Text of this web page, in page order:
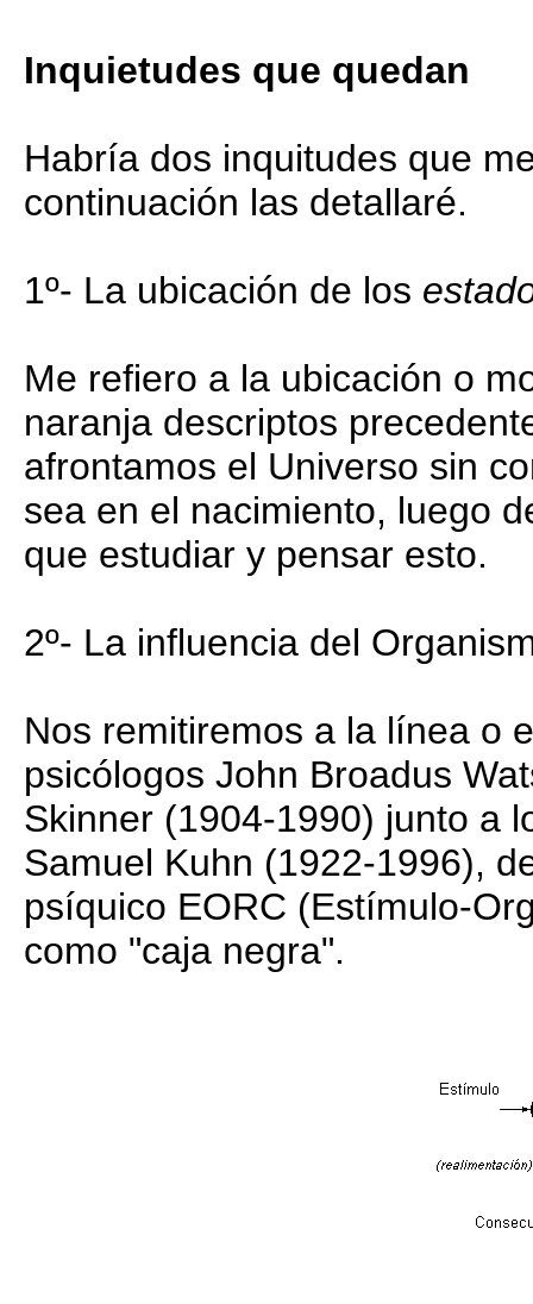
Inquietudes que quedan
Habría dos inquitudes que
continuación las detallaré.
1º- La ubicación de los
Me refiero a la ubicación o
naranja descriptos
afrontamos el Universo sin
sea en el nacimiento, luego
que estudiar y pensar esto.
2º- La influencia del
Nos remitiremos a la línea o
psicólogos John Broadus
Skinner (1904-1990) junto a
Samuel Kuhn (1922-1996),
psíquico EORC (Estímulo-
como "caja negra".